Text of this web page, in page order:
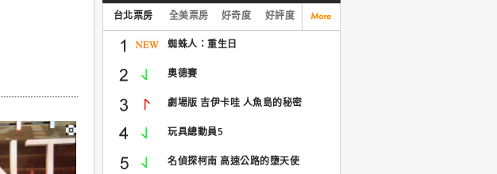
台北票房 全美票房 好奇度 好評度
蜘蛛人：重生日
奧德賽
劇場版 吉伊卡哇 人魚島的秘密
玩具總動員5
名偵探柯南 高速公路的墮天使